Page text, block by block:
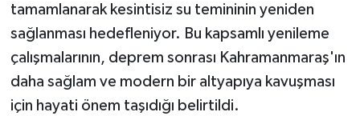
tamamlanarak kesintisiz su temininin yeniden
sağlanması hedefleniyor. Bu kapsamlı yenileme
çalışmalarının, deprem sonrası Kahramanmaraş'ın
daha sağlam ve modern bir altyapıya kavuşması
için hayati önem taşıdığı belirtildi.